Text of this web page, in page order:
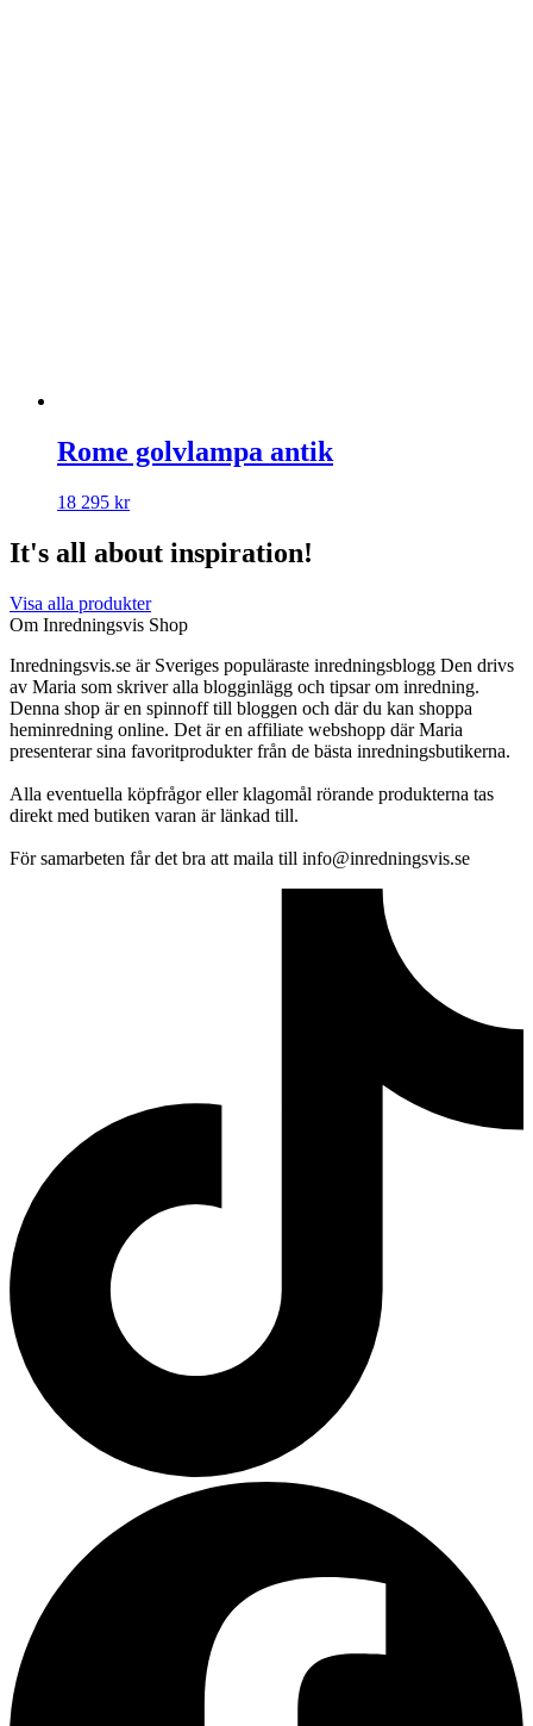
Rome golvlampa antik
18 295 kr
It's all about inspiration!
Visa alla produkter
Om Inredningsvis Shop
Inredningsvis.se är Sveriges populäraste inredningsblogg Den drivs
av Maria som skriver alla blogginlägg och tipsar om inredning.
Denna shop är en spinnoff till bloggen och där du kan shoppa
heminredning online. Det är en affiliate webshopp där Maria
presenterar sina favoritprodukter från de bästa inredningsbutikerna.
Alla eventuella köpfrågor eller klagomål rörande produkterna tas
direkt med butiken varan är länkad till.
För samarbeten får det bra att maila till info@inredningsvis.se